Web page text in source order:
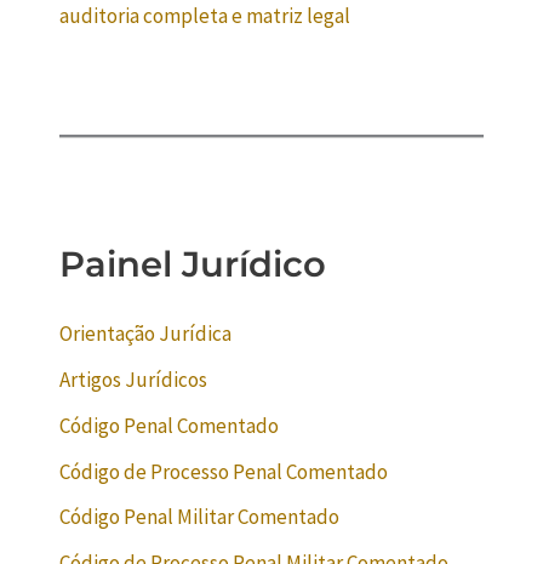
auditoria completa e matriz legal
Painel Jurídico
Orientação Jurídica
Artigos Jurídicos
Código Penal Comentado
Código de Processo Penal Comentado
Código Penal Militar Comentado